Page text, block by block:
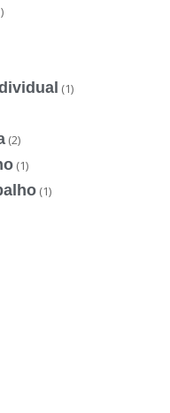
(1)
(2)
(1)
(1)